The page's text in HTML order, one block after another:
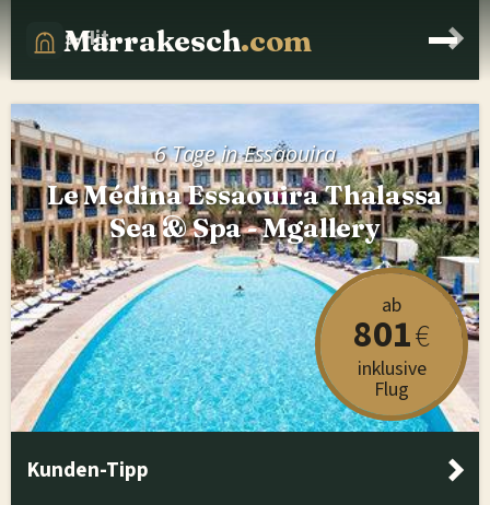
Marrakesch.com
Preis-Hit
ab
801€
inklusive
Flug
6 Tage in Essaouira
Le Médina Essaouira Thalassa
Sea & Spa - Mgallery
Kunden-Tipp